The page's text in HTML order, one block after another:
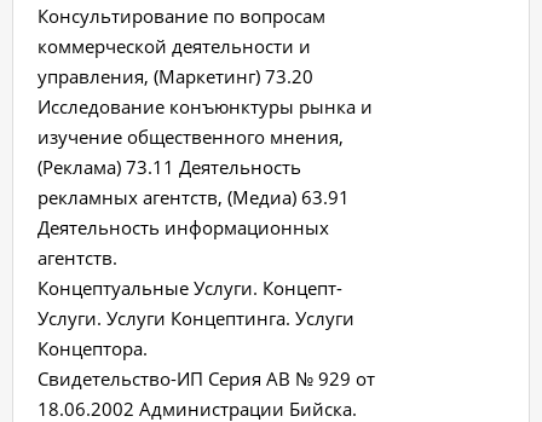
Консультирование по вопросам
коммерческой деятельности и
управления, (Маркетинг) 73.20
Исследование конъюнктуры рынка и
изучение общественного мнения,
(Реклама) 73.11 Деятельность
рекламных агентств, (Медиа) 63.91
Деятельность информационных
агентств.
Концептуальные Услуги. Концепт-
Услуги. Услуги Концептинга. Услуги
Концептора.
Свидетельство-ИП Серия АВ № 929 от
18.06.2002 Администрации Бийска.